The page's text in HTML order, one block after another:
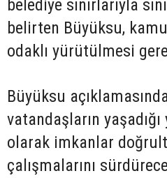
belediye sınırlarıyla
belirten Büyüksu,
odaklı yürütülmesi
Büyüksu
vatandaşların yaşadığı
olarak imkanlar
çalışmalarını